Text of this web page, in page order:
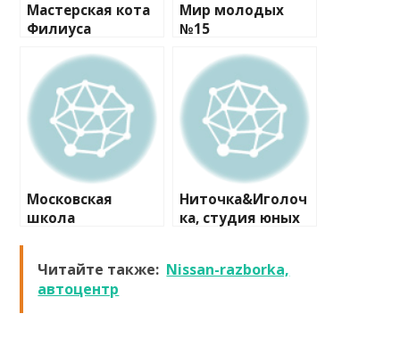
Мастерская кота
Филиуса
Мир молодых
№15
Московская
школа
Ниточка&Иголоч
ка, студия юных
Читайте также: Nissan-razborka,
автоцентр